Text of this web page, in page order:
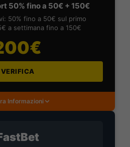
50% fino a 50€ + 150€
50% fino a 50€ sul primo
a settimana fino a 150€
VERIFICA
Informazioni